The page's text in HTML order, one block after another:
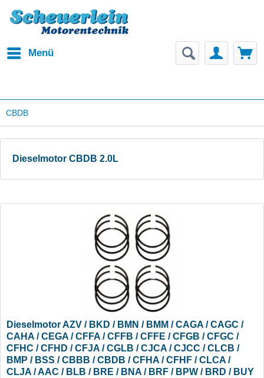
Menü
CBDB
Dieselmotor CBDB 2.0L
Dieselmotor AZV / BKD / BMN / BMM / CAGA / CAGC /
CAHA / CEGA / CFFA / CFFB / CFFE / CFGB / CFGC /
CFHC / CFHD / CFJA / CGLB / CJCA / CJCC / CLCB /
BMP / BSS / CBBB / CBDB / CFHA / CFHF / CLCA /
CLJA / AAC / BLB / BRE / BNA / BRF / BPW / BRD / BUY